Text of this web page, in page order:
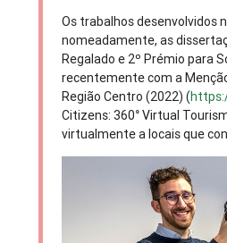
Os trabalhos desenvolvidos
nomeadamente, as
Regalado e 2º Prémio para
recentemente com a
Região Centro (2022) (
Citizens: 360° Virtual
virtualmente a locais que